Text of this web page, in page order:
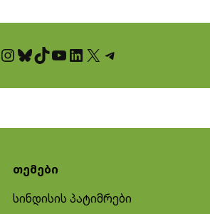
InstagramBluesky TikTok YouTube LinkedIn X Telegram
თემები
სინდისის პატიმრები